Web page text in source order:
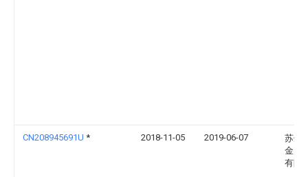
CN208945691U * 2018-11-05 2019-06-07
苏州
金属
有限